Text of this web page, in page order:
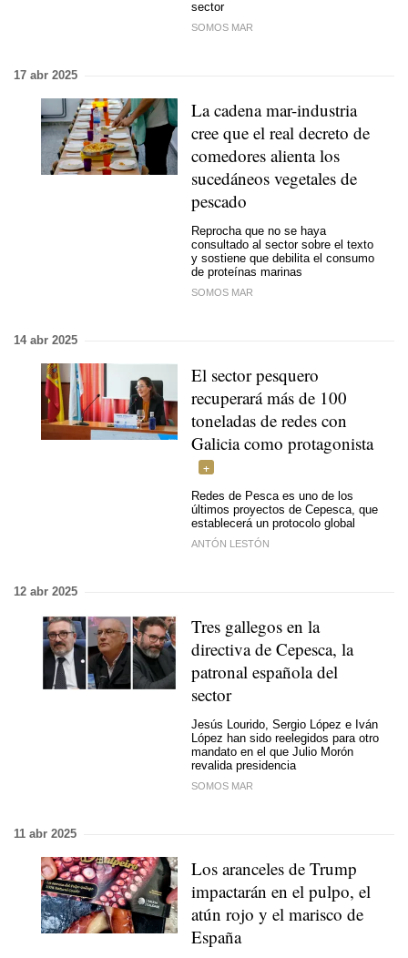
sector
SOMOS MAR
17 abr 2025
La cadena mar-industria
cree que el real decreto de
comedores alienta los
sucedáneos vegetales de
pescado
Reprocha que no se haya
consultado al sector sobre el texto
y sostiene que debilita el consumo
de proteínas marinas
SOMOS MAR
14 abr 2025
El sector pesquero
recuperará más de 100
toneladas de redes con
Galicia como protagonista
Redes de Pesca es uno de los
últimos proyectos de Cepesca, que
establecerá un protocolo global
ANTÓN LESTÓN
12 abr 2025
Tres gallegos en la
directiva de Cepesca, la
patronal española del
sector
Jesús Lourido, Sergio López e Iván
López han sido reelegidos para otro
mandato en el que Julio Morón
revalida presidencia
SOMOS MAR
11 abr 2025
Los aranceles de Trump
impactarán en el pulpo, el
atún rojo y el marisco de
España